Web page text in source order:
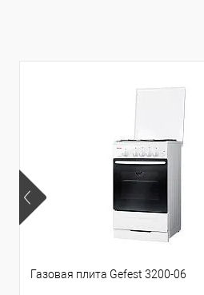
Газовая плита Gefest 3200-06